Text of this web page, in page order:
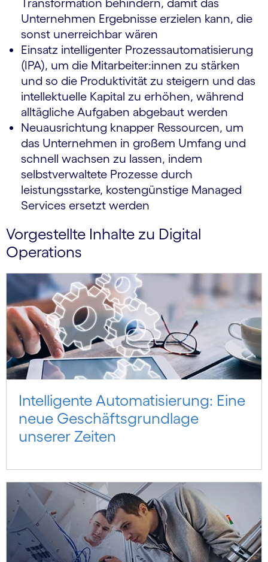
Transformation behindern, damit das
Unternehmen Ergebnisse erzielen kann, die
sonst unerreichbar wären
Einsatz intelligenter Prozessautomatisierung
(IPA), um die Mitarbeiter:innen zu stärken
und so die Produktivität zu steigern und das
intellektuelle Kapital zu erhöhen, während
alltägliche Aufgaben abgebaut werden
Neuausrichtung knapper Ressourcen, um
das Unternehmen in großem Umfang und
schnell wachsen zu lassen, indem
selbstverwaltete Prozesse durch
leistungsstarke, kostengünstige Managed
Services ersetzt werden
Vorgestellte Inhalte zu Digital
Operations
Intelligente Auto­mati­sierung: Eine
neue Geschäfts­grund­lage
unserer Zeiten